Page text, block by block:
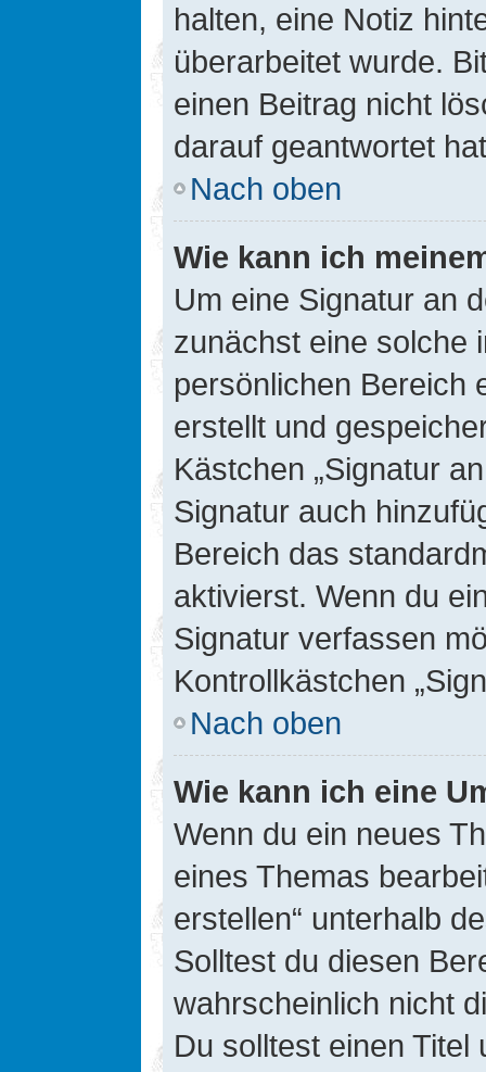
halten, eine Notiz
überarbeitet wurde.
einen Beitrag nicht
darauf geantwortet
Nach oben
Wie kann ich
Um eine Signatur an
zunächst eine solche
persönlichen Bereich
erstellt und
Kästchen „Signatur
Signatur auch
Bereich das
aktivierst. Wenn du
Signatur verfassen
Kontrollkästchen
Nach oben
Wie kann ich eine
Wenn du ein neues
eines Themas
erstellen“ unterhalb
Solltest du diesen
wahrscheinlich nicht
Du solltest einen